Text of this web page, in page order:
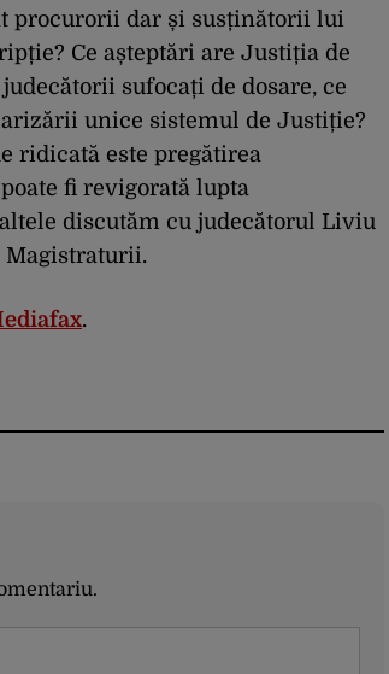
procurorii dar și susținătorii lui
Ce așteptări are Justiția de
sufocați de dosare, ce
unice sistemul de Justiție?
ridicată este pregătirea
fi revigorată lupta
discutăm cu judecătorul Liviu
Magistraturii.
.